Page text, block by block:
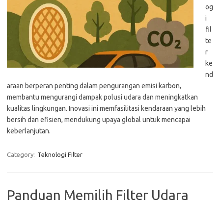
og
i
fil
te
r
ke
nd
araan berperan penting dalam pengurangan emisi karbon,
membantu mengurangi dampak polusi udara dan meningkatkan
kualitas lingkungan. Inovasi ini memfasilitasi kendaraan yang lebih
bersih dan efisien, mendukung upaya global untuk mencapai
keberlanjutan.
Category: Teknologi Filter
Panduan Memilih Filter Udara